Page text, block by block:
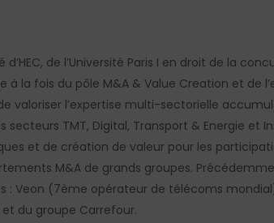
d’HEC, de l’Université Paris I en droit de la
à la fois du pôle M&A & Value Creation et de
valoriser l’expertise multi-sectorielle
secteurs TMT, Digital, Transport & Energie et
et de création de valeur pour les
M&A de grands groupes.
: Veon (7ème opérateur de télécoms
et du groupe Carrefour.